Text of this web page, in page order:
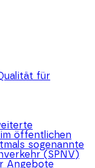
für
öffentlichen
sogenannte
(SPNV)
Angebote